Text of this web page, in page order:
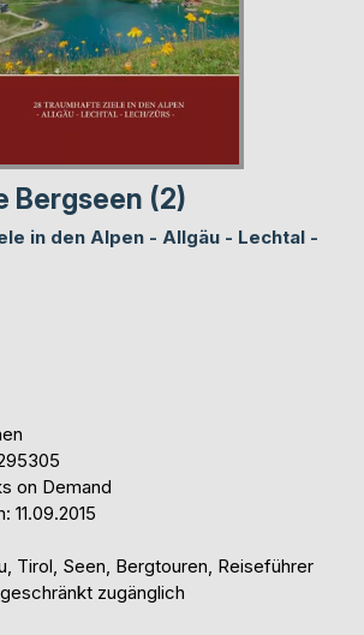
Bergseen (2)
in den Alpen - Allgäu - Lechtal -
on Demand
11.09.2015
Tirol, Seen, Bergtouren, Reiseführer
zugänglich